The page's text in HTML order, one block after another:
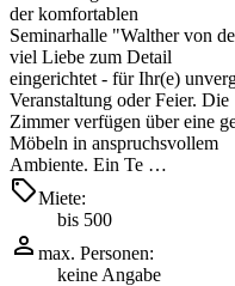
der komfortablen
Seminarhalle "Walther von
viel Liebe zum Detail
eingerichtet - für Ihr(e)
Veranstaltung oder Feier. Die
Zimmer verfügen über eine
Möbeln in anspruchsvollem
Ambiente. Ein Te …
Miete:
bis 500
max. Personen:
keine Angabe